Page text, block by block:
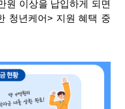
원 이상을 납입하게 되면
청년케어> 지원 혜택 중